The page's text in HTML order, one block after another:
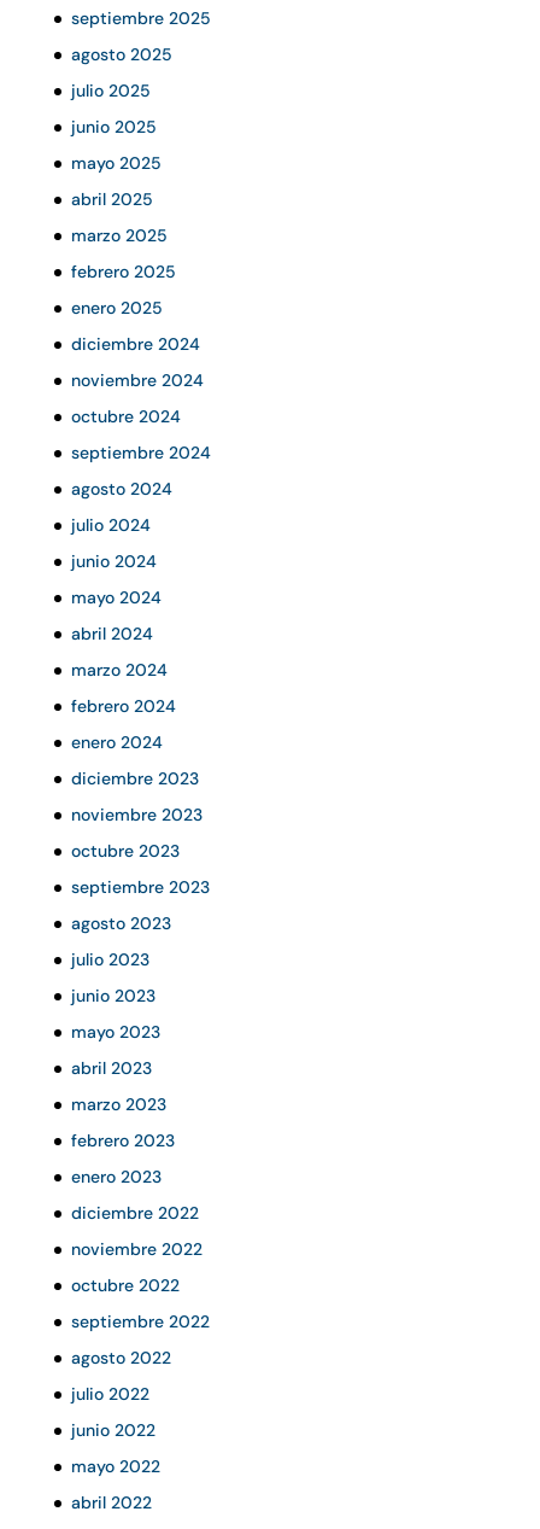
septiembre 2025
agosto 2025
julio 2025
junio 2025
mayo 2025
abril 2025
marzo 2025
febrero 2025
enero 2025
diciembre 2024
noviembre 2024
octubre 2024
septiembre 2024
agosto 2024
julio 2024
junio 2024
mayo 2024
abril 2024
marzo 2024
febrero 2024
enero 2024
diciembre 2023
noviembre 2023
octubre 2023
septiembre 2023
agosto 2023
julio 2023
junio 2023
mayo 2023
abril 2023
marzo 2023
febrero 2023
enero 2023
diciembre 2022
noviembre 2022
octubre 2022
septiembre 2022
agosto 2022
julio 2022
junio 2022
mayo 2022
abril 2022